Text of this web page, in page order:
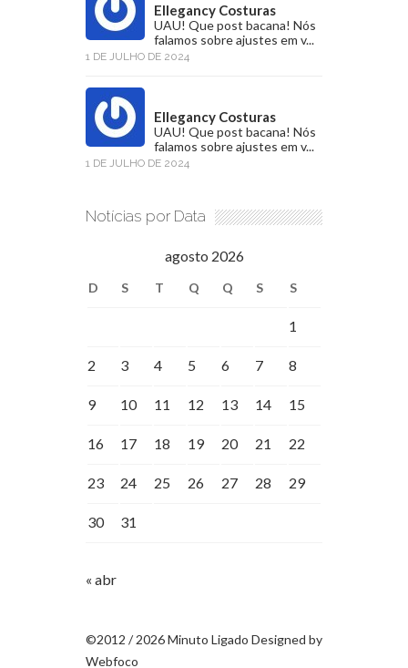
Ellegancy Costuras
UAU! Que post bacana! Nós
falamos sobre ajustes em v...
1 DE JULHO DE 2024
Ellegancy Costuras
UAU! Que post bacana! Nós
falamos sobre ajustes em v...
1 DE JULHO DE 2024
Notícias por Data
agosto 2026
D S T Q Q S S
1
2 3 4 5 6 7 8
9 10 11 12 13 14 15
16 17 18 19 20 21 22
23 24 25 26 27 28 29
30 31
« abr
©2012 / 2026 Minuto Ligado Designed by
Webfoco